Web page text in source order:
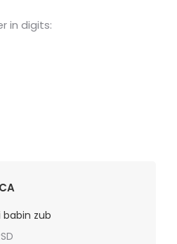
in digits:
babin zub